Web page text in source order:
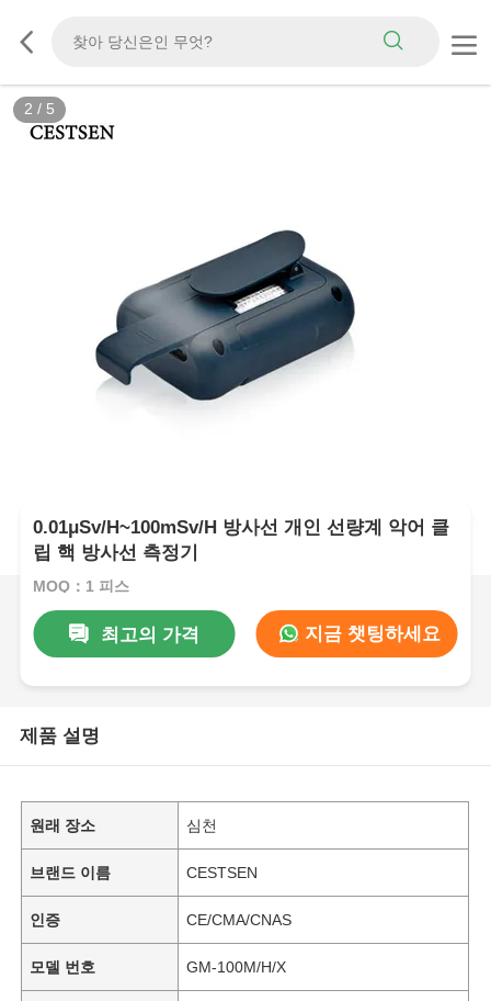
2 / 5
0.01μSv/H~100mSv/H 방사선 개인 선량계 악어 클
립 핵 방사선 측정기
MOQ：1 피스
최고의 가격 지금 챗팅하세요
제품 설명
원래 장소 심천
브랜드 이름 CESTSEN
인증 CE/CMA/CNAS
모델 번호 GM-100M/H/X